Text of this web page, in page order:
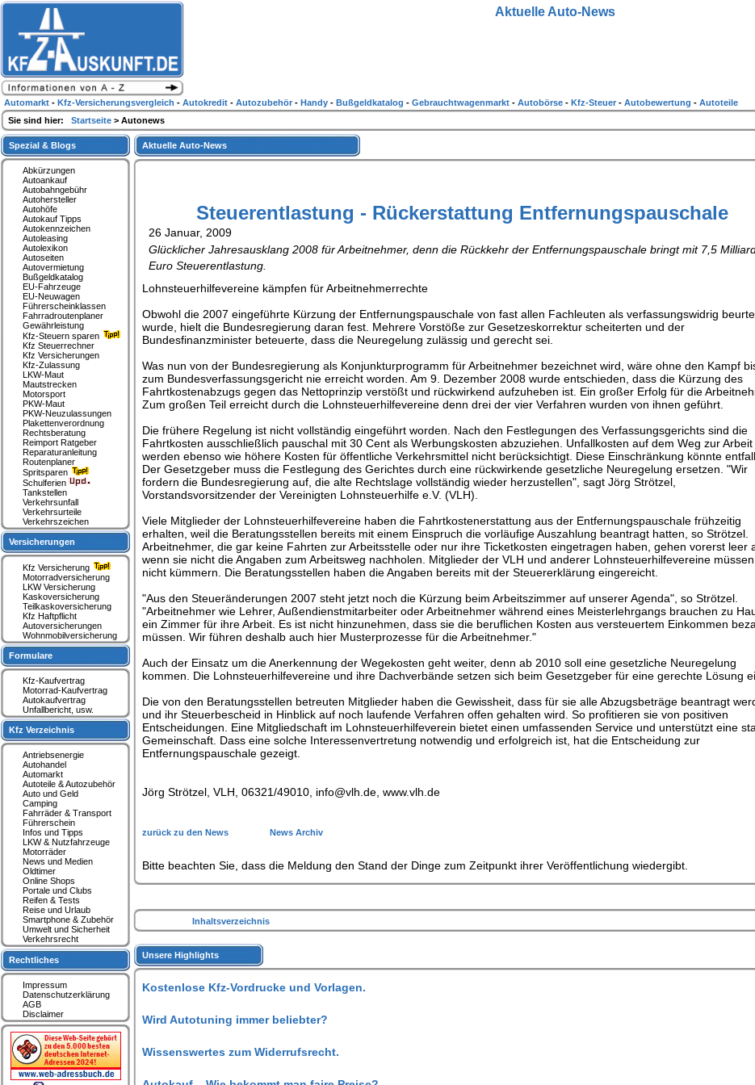
Aktuelle Auto-News
Steuerentlastung - Rückerstattung Entfernungspauschale
26 Januar, 2009
Glücklicher Jahresausklang 2008 für Arbeitnehmer, denn die Rückkehr der Entfernungspauschale bringt mit 7,5
Euro Steuerentlastung.
Lohnsteuerhilfevereine kämpfen für Arbeitnehmerrechte
Obwohl die 2007 eingeführte Kürzung der Entfernungspauschale von fast allen Fachleuten als verfassungswidrig
wurde, hielt die Bundesregierung daran fest. Mehrere Vorstöße zur Gesetzeskorrektur scheiterten und der
Bundesfinanzminister beteuerte, dass die Neuregelung zulässig und gerecht sei.
Was nun von der Bundesregierung als Konjunkturprogramm für Arbeitnehmer bezeichnet wird, wäre ohne den Kampf
zum Bundesverfassungsgericht nie erreicht worden. Am 9. Dezember 2008 wurde entschieden, dass die Kürzung des
Fahrtkostenabzugs gegen das Nettoprinzip verstößt und rückwirkend aufzuheben ist. Ein großer Erfolg für die
Zum großen Teil erreicht durch die Lohnsteuerhilfevereine denn drei der vier Verfahren wurden von ihnen geführt.
Die frühere Regelung ist nicht vollständig eingeführt worden. Nach den Festlegungen des Verfassungsgerichts sind die
Fahrtkosten ausschließlich pauschal mit 30 Cent als Werbungskosten abzuziehen. Unfallkosten auf dem Weg zur Arbeit
werden ebenso wie höhere Kosten für öffentliche Verkehrsmittel nicht berücksichtigt. Diese Einschränkung könnte
Der Gesetzgeber muss die Festlegung des Gerichtes durch eine rückwirkende gesetzliche Neuregelung ersetzen. "Wir
fordern die Bundesregierung auf, die alte Rechtslage vollständig wieder herzustellen", sagt Jörg Strötzel,
Vorstandsvorsitzender der Vereinigten Lohnsteuerhilfe e.V. (VLH).
Viele Mitglieder der Lohnsteuerhilfevereine haben die Fahrtkostenerstattung aus der Entfernungspauschale frühzeitig
erhalten, weil die Beratungsstellen bereits mit einem Einspruch die vorläufige Auszahlung beantragt hatten, so Strötzel.
Arbeitnehmer, die gar keine Fahrten zur Arbeitsstelle oder nur ihre Ticketkosten eingetragen haben, gehen vorerst leer
wenn sie nicht die Angaben zum Arbeitsweg nachholen. Mitglieder der VLH und anderer Lohnsteuerhilfevereine
nicht kümmern. Die Beratungsstellen haben die Angaben bereits mit der Steuererklärung eingereicht.
"Aus den Steueränderungen 2007 steht jetzt noch die Kürzung beim Arbeitszimmer auf unserer Agenda", so Strötzel.
"Arbeitnehmer wie Lehrer, Außendienstmitarbeiter oder Arbeitnehmer während eines Meisterlehrgangs brauchen zu
ein Zimmer für ihre Arbeit. Es ist nicht hinzunehmen, dass sie die beruflichen Kosten aus versteuertem Einkommen
müssen. Wir führen deshalb auch hier Musterprozesse für die Arbeitnehmer."
Auch der Einsatz um die Anerkennung der Wegekosten geht weiter, denn ab 2010 soll eine gesetzliche Neuregelung
kommen. Die Lohnsteuerhilfevereine und ihre Dachverbände setzen sich beim Gesetzgeber für eine gerechte Lösung
Die von den Beratungsstellen betreuten Mitglieder haben die Gewissheit, dass für sie alle Abzugsbeträge beantragt
und ihr Steuerbescheid in Hinblick auf noch laufende Verfahren offen gehalten wird. So profitieren sie von positiven
Entscheidungen. Eine Mitgliedschaft im Lohnsteuerhilfeverein bietet einen umfassenden Service und unterstützt eine
Gemeinschaft. Dass eine solche Interessenvertretung notwendig und erfolgreich ist, hat die Entscheidung zur
Entfernungspauschale gezeigt.
Jörg Strötzel, VLH, 06321/49010, info@vlh.de, www.vlh.de
zurück zu den News News Archiv
Bitte beachten Sie, dass die Meldung den Stand der Dinge zum Zeitpunkt ihrer Veröffentlichung wiedergibt.
Inhaltsverzeichnis
Unsere Highlights
Kostenlose Kfz-Vordrucke und Vorlagen.
Wird Autotuning immer beliebter?
Wissenswertes zum Widerrufsrecht.
Spezial & Blogs
Abkürzungen
Autoankauf
Autobahngebühr
Autohersteller
Autohöfe
Autokauf Tipps
Autokennzeichen
Autoleasing
Autolexikon
Autoseiten
Autovermietung
Bußgeldkatalog
EU-Fahrzeuge
EU-Neuwagen
Führerscheinklassen
Fahrradroutenplaner
Gewährleistung
Kfz-Steuern sparen
Kfz Steuerrechner
Kfz Versicherungen
Kfz-Zulassung
LKW-Maut
Mautstrecken
Motorsport
PKW-Maut
PKW-Neuzulassungen
Plakettenverordnung
Rechtsberatung
Reimport Ratgeber
Reparaturanleitung
Routenplaner
Spritsparen
Schulferien
Tankstellen
Verkehrsunfall
Verkehrsurteile
Verkehrszeichen
Versicherungen
Kfz Versicherung
Motorradversicherung
LKW Versicherung
Kaskoversicherung
Teilkaskoversicherung
Kfz Haftpflicht
Autoversicherungen
Wohnmobilversicherung
Formulare
Kfz-Kaufvertrag
Motorrad-Kaufvertrag
Autokaufvertrag
Unfallbericht, usw.
Kfz Verzeichnis
Antriebsenergie
Autohandel
Automarkt
Autoteile & Autozubehör
Auto und Geld
Camping
Fahrräder & Transport
Führerschein
Infos und Tipps
LKW & Nutzfahrzeuge
Motorräder
News und Medien
Oldtimer
Online Shops
Portale und Clubs
Reifen & Tests
Reise und Urlaub
Smartphone & Zubehör
Umwelt und Sicherheit
Verkehrsrecht
Rechtliches
Impressum
Datenschutzerklärung
AGB
Disclaimer
Aktuelle Auto-News
Automarkt - Kfz-Versicherungsvergleich - Autokredit - Autozubehör - Handy - Bußgeldkatalog - Gebrauchtwagenmarkt - Autobörse - Kfz-Steuer - Autobewertung - Autoteile
Sie sind hier: Startseite > Autonews